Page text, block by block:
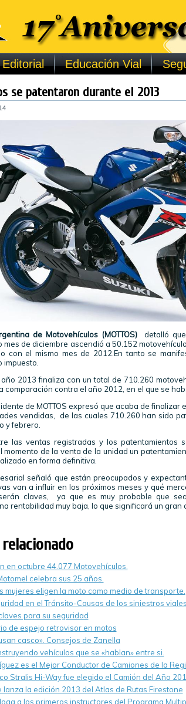
Editorial Educación Vial
se patentaron durante el 2013
de Motovehículos (MOTTOS)
detalló
mes de diciembre ascendió a 50.152
con el mismo mes de 2012.En tanto se
impuesto.
2013 finaliza con un total de 710.260
comparación contra el año 2012, en el que se
de MOTTOS expresó que acaba de finalizar
vendidas, de las cuales 710.260 han sido
y febrero.
las ventas registradas y los patentamientos
momento de la venta de la unidad un
en forma definitiva.
señaló que están preocupados y
van a influir en los próximos meses y qué
claves, ya que es muy probable que
rentabilidad muy baja, lo que significará un gran
en octubre 44.077 Motovehículos.
celebra sus 25 años.
mujeres eligen la moto como medio de transporte.
en el Tránsito-Causas de los siniestros viales
para su seguridad
de espejo retrovisor en motos
casco». Consejos de Zanella
vehículos que se «hablan» entre si.
es el Mejor Conductor de Camiones de la
Stralis Hi-Way fue elegido el Camión del Año
lanza la edición 2013 del Atlas de Rutas Firestone
a los primeros instructores del Programa